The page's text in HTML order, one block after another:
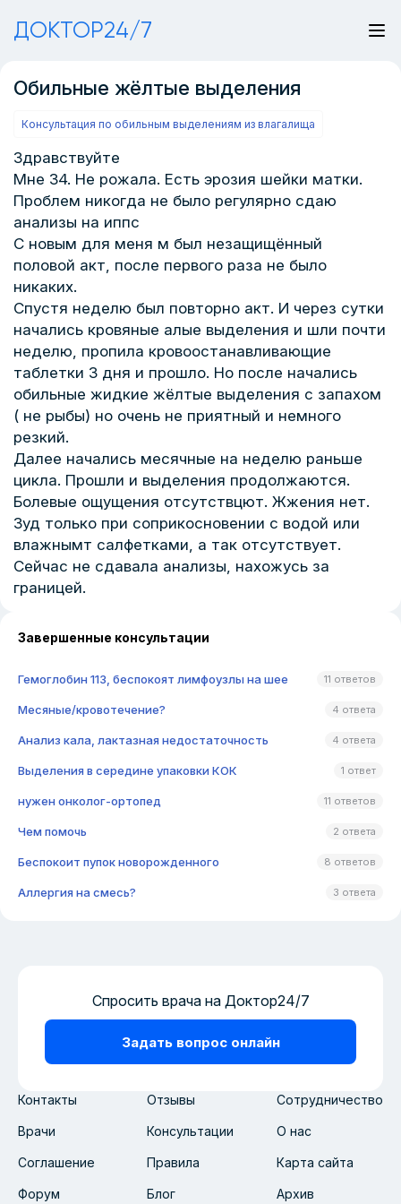
ДОКТОР24/7
Обильные жёлтые выделения
Консультация по обильным выделениям из влагалища
Здравствуйте
Мне 34. Не рожала. Есть эрозия шейки матки.
Проблем никогда не было регулярно сдаю
анализы на иппс
С новым для меня м был незащищённый
половой акт, после первого раза не было
никаких.
Спустя неделю был повторно акт. И через сутки
начались кровяные алые выделения и шли почти
неделю, пропила кровоостанавливающие
таблетки 3 дня и прошло. Но после начались
обильные жидкие жёлтые выделения с запахом
( не рыбы) но очень не приятный и немного
резкий.
Далее начались месячные на неделю раньше
цикла. Прошли и выделения продолжаются.
Болевые ощущения отсутствцют. Жжения нет.
Зуд только при соприкосновении с водой или
влажнымт салфетками, а так отсутствует.
Сейчас не сдавала анализы, нахожусь за
границей.
Завершенные консультации
Гемоглобин 113, беспокоят лимфоузлы на шее 11 ответов
Месяные/кровотечение? 4 ответа
Анализ кала, лактазная недостаточность 4 ответа
Выделения в середине упаковки КОК 1 ответ
нужен онколог-ортопед 11 ответов
Чем помочь 2 ответа
Беспокоит пупок новорожденного 8 ответов
Аллергия на смесь? 3 ответа
Контакты Отзывы Сотрудничество
Врачи Консультации О нас
Соглашение Правила Карта сайта
Форум Блог Архив
Спросить врача на Доктор24/7
Задать вопрос онлайн